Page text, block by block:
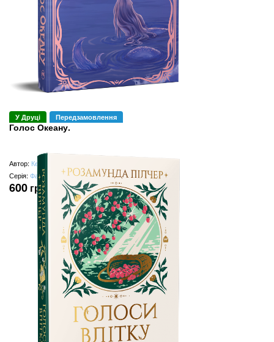
Голос Океану.
Автор: Келсі Імпічіке
Серія:Фантастичні світи
600 грн (замість750грн)
У Друці Передзамовлення